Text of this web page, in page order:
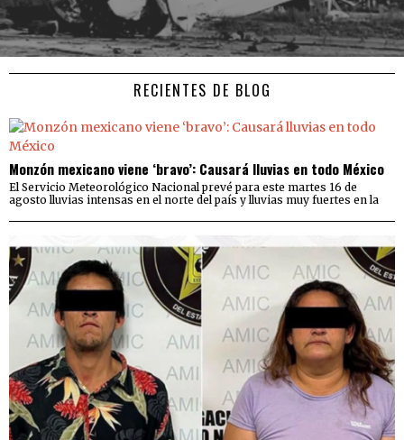
RECIENTES DE BLOG
Monzón mexicano viene ‘bravo’: Causará lluvias en todo México
El Servicio Meteorológico Nacional prevé para este martes 16 de
agosto lluvias intensas en el norte del país y lluvias muy fuertes en la